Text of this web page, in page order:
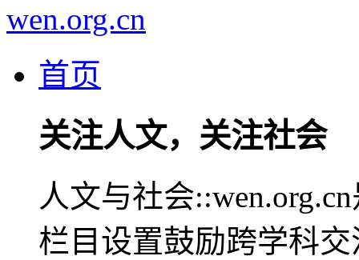
wen.org.cn
首页
关注人文，关注社会
人文与社会
栏目设置鼓励跨学科